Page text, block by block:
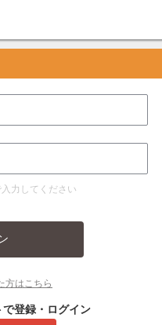
力してください
方はこちら
登録・ログイン